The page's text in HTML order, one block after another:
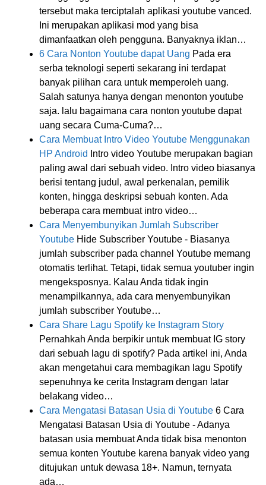
tersebut maka terciptalah aplikasi youtube vanced.
Ini merupakan aplikasi mod yang bisa
dimanfaatkan oleh pengguna. Banyaknya iklan…
6 Cara Nonton Youtube dapat Uang Pada era
serba teknologi seperti sekarang ini terdapat
banyak pilihan cara untuk memperoleh uang.
Salah satunya hanya dengan menonton youtube
saja. lalu bagaimana cara nonton youtube dapat
uang secara Cuma-Cuma?…
Cara Membuat Intro Video Youtube Menggunakan
HP Android
Intro video Youtube merupakan bagian
paling awal dari sebuah video. Intro video biasanya
berisi tentang judul, awal perkenalan, pemilik
konten, hingga deskripsi sebuah konten. Ada
beberapa cara membuat intro video…
Cara Menyembunyikan Jumlah Subscriber
Youtube Hide Subscriber Youtube - Biasanya
jumlah subscriber pada channel Youtube memang
otomatis terlihat. Tetapi, tidak semua youtuber ingin
mengeksposnya. Kalau Anda tidak ingin
menampilkannya, ada cara menyembunyikan
jumlah subscriber Youtube…
Cara Share Lagu Spotify ke Instagram Story
Pernahkah Anda berpikir untuk membuat IG story
dari sebuah lagu di spotify? Pada artikel ini, Anda
akan mengetahui cara membagikan lagu Spotify
sepenuhnya ke cerita Instagram dengan latar
belakang video…
Cara Mengatasi Batasan Usia di Youtube 6 Cara
Mengatasi Batasan Usia di Youtube - Adanya
batasan usia membuat Anda tidak bisa menonton
semua konten Youtube karena banyak video yang
ditujukan untuk dewasa 18+. Namun, ternyata
ada…